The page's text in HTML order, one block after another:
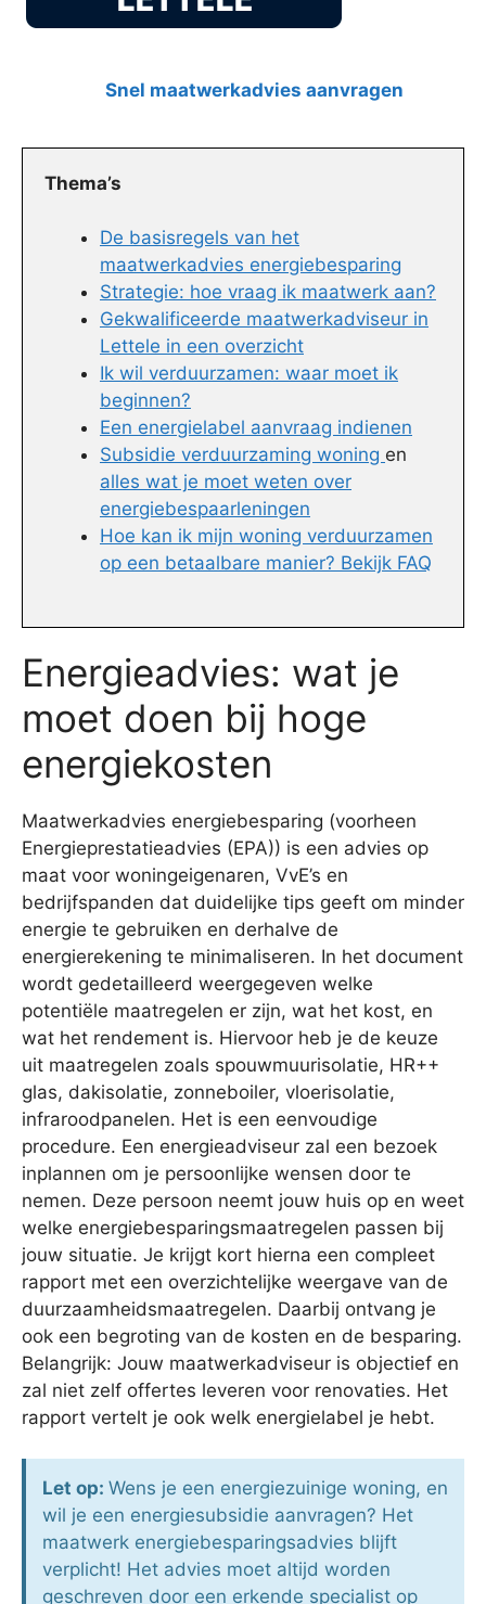
Snel maatwerkadvies aanvragen
Thema’s
De basisregels van het
maatwerkadvies energiebesparing
Strategie: hoe vraag ik maatwerk aan?
Gekwalificeerde maatwerkadviseur in
Lettele in een overzicht
Ik wil verduurzamen: waar moet ik
beginnen?
Een energielabel aanvraag indienen
Subsidie verduurzaming woning en
alles wat je moet weten over
energiebespaarleningen
Hoe kan ik mijn woning verduurzamen
op een betaalbare manier? Bekijk FAQ
Energieadvies: wat je
moet doen bij hoge
energiekosten
Maatwerkadvies energiebesparing (voorheen
Energieprestatieadvies (EPA)) is een advies op
maat voor woningeigenaren, VvE’s en
bedrijfspanden dat duidelijke tips geeft om minder
energie te gebruiken en derhalve de
energierekening te minimaliseren. In het document
wordt gedetailleerd weergegeven welke
potentiële maatregelen er zijn, wat het kost, en
wat het rendement is. Hiervoor heb je de keuze
uit maatregelen zoals spouwmuurisolatie, HR++
glas, dakisolatie, zonneboiler, vloerisolatie,
infraroodpanelen. Het is een eenvoudige
procedure. Een energieadviseur zal een bezoek
inplannen om je persoonlijke wensen door te
nemen. Deze persoon neemt jouw huis op en weet
welke energiebesparingsmaatregelen passen bij
jouw situatie. Je krijgt kort hierna een compleet
rapport met een overzichtelijke weergave van de
duurzaamheidsmaatregelen. Daarbij ontvang je
ook een begroting van de kosten en de besparing.
Belangrijk: Jouw maatwerkadviseur is objectief en
zal niet zelf offertes leveren voor renovaties. Het
rapport vertelt je ook welk energielabel je hebt.
Let op: Wens je een energiezuinige woning, en
wil je een energiesubsidie aanvragen? Het
maatwerk energiebesparingsadvies blijft
verplicht! Het advies moet altijd worden
geschreven door een erkende specialist op